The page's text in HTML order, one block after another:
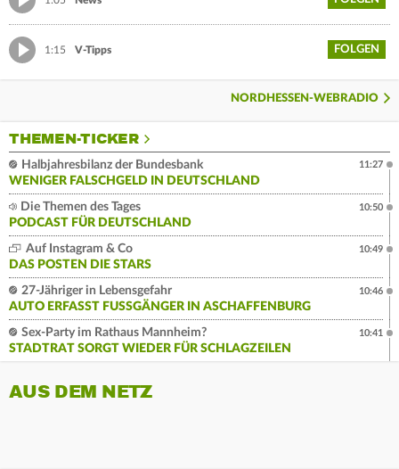
1:15 V-Tipps FOLGEN
NORDHESSEN-WEBRADIO
THEMEN-TICKER
Halbjahresbilanz der Bundesbank
WENIGER FALSCHGELD IN DEUTSCHLAND
11:27
Die Themen des Tages
PODCAST FÜR DEUTSCHLAND
10:50
Auf Instagram & Co
DAS POSTEN DIE STARS
10:49
27-Jähriger in Lebensgefahr
AUTO ERFASST FUSSGÄNGER IN ASCHAFFENBURG
10:46
Sex-Party im Rathaus Mannheim?
STADTRAT SORGT WIEDER FÜR SCHLAGZEILEN
10:41
AUS DEM NETZ